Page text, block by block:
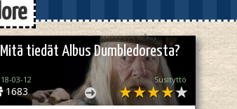
Mitä tiedät Albus Dumbledoresta?
1683
03-12 Susityttö